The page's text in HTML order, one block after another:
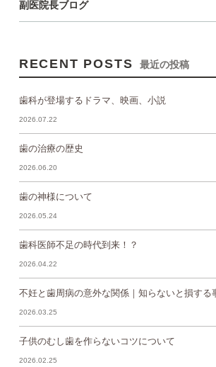
副医院長ブログ
RECENT POSTS 最近の投稿
歯科が登場するドラマ、映画、小説
2026.07.22
歯の治療の歴史
2026.06.20
歯の神様について
2026.05.24
歯科医師不足の時代到来！？
2026.04.22
不妊と歯周病の意外な関係｜知らないと損する
2026.03.25
子供のむし歯を作らないコツについて
2026.02.25